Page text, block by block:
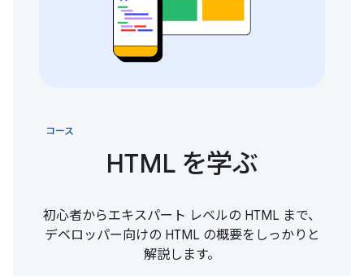
コース
HTML を学ぶ
初心者からエキスパート レベルの HTML まで、
デベロッパー向けの HTML の概要をしっかりと
解説します。